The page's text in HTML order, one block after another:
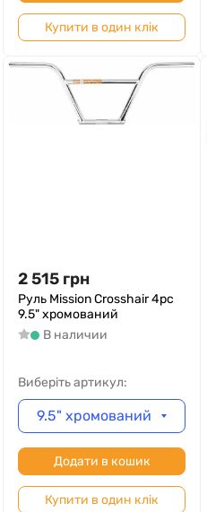
Купити в один клік
2 515 грн
Руль Mission Crosshair 4pc
9.5" хромований
В наличии
Виберіть артикул:
9.5" хромований
Додати в кошик
Купити в один клік